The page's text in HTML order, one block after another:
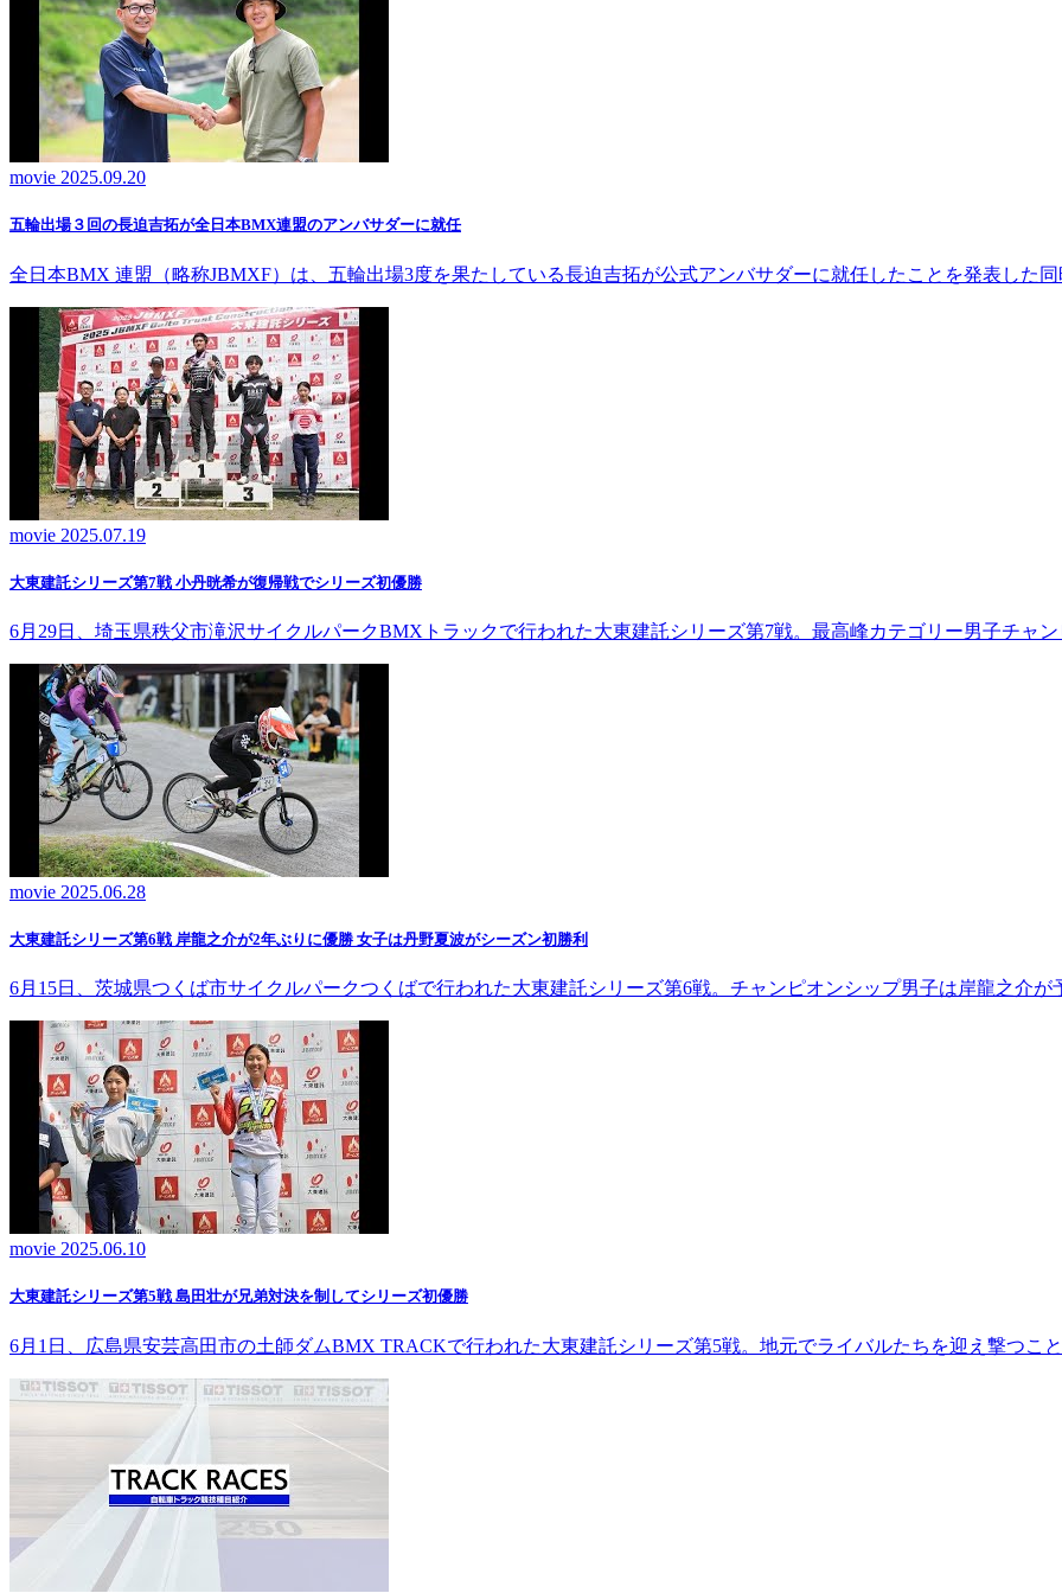
movie 2025.09.20
五輪出場３回の長迫吉拓が全日本BMX連盟のアンバサダーに就任
全日本BMX 連盟（略称JBMXF）は、五輪出場3度を果たしている長迫吉拓が公式アンバサダーに就任したことを発表した
movie 2025.07.19
大東建託シリーズ第7戦 ⼩丹晄希が復帰戦でシリーズ初優勝
6月29日、埼玉県秩父市滝沢サイクルパークBMXトラックで行われた大東建託シリーズ第7戦。最高峰カテゴリー男子チャ
movie 2025.06.28
大東建託シリーズ第6戦 岸龍之介が2年ぶりに優勝 女子は丹野夏波がシーズン初勝利
6月15日、茨城県つくば市サイクルパークつくばで行われた大東建託シリーズ第6戦。チャンピオンシップ男子は岸龍之介
movie 2025.06.10
大東建託シリーズ第5戦 島田壮が兄弟対決を制してシリーズ初優勝
6月1日、広島県安芸高田市の土師ダムBMX TRACKで行われた大東建託シリーズ第5戦。地元でライバルたちを迎え撃つこ